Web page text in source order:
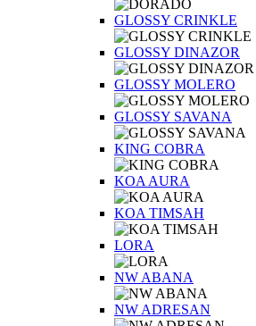
GLOSSY CRINKLE
GLOSSY DINAZOR
GLOSSY MOLERO
GLOSSY SAVANA
KING COBRA
KOA AURA
KOA TIMSAH
LORA
NW ABANA
NW ADRESAN